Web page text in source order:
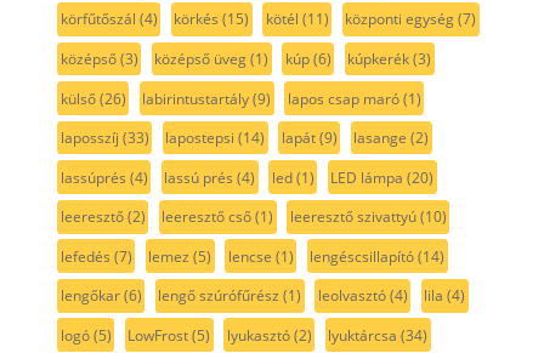
körfűtőszál (4) körkés (15) kötél (11) központi egység(7)
középső(3) középső üveg(1) kúp(6) kúpkerék(3)
külső(26) labirintustartály(9) lapos csap maró(1)
laposszíj (33) lapostepsi (14) lapát(9) lasange (2)
lassúprés (4) lassú prés (4) led(1) LED lámpa (20)
leeresztő(2) leeresztő cső(1) leeresztő szivattyú(10)
lefedés (7) lemez (5) lencse (1) lengéscsillapító(14)
lengőkar(6) lengő szúrófűrész (1) leolvasztó(4) lila (4)
logó(5) LowFrost(5) lyukasztó(2) lyuktárcsa (34)